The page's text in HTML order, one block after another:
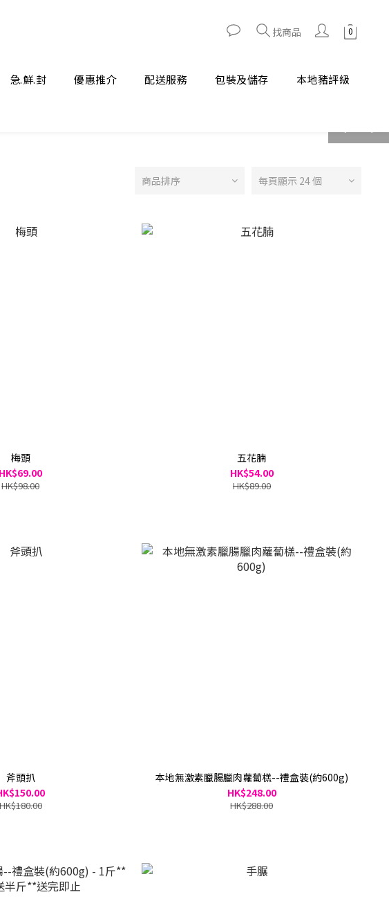
找商品
急.鮮.封 優惠推介 配送服務 包裝及儲存 本地豬評級
商品排序 每頁顯示 24 個
梅頭
HK$69.00
HK$98.00
五花腩
HK$54.00
HK$89.00
斧頭扒
HK$180.00
本地無激素臘腸臘肉蘿蔔榚--禮盒裝(約600g)
HK$248.00
HK$288.00